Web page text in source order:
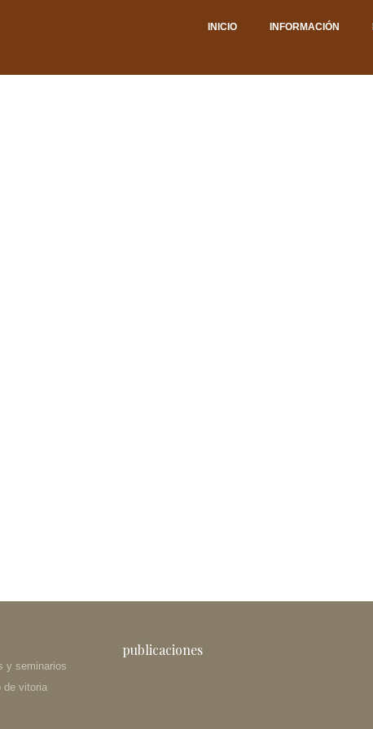
INICIO INFORMACIÓN
y seminarios
de vitoria
publicaciones